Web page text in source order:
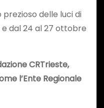
prezioso delle luci di
dal 24 al 27 ottobre
CRTrieste,
l’Ente Regionale